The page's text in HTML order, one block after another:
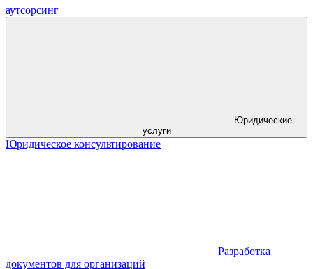
аутсорсинг
услуги
Юридическое консультирование
Разработка
документов для организаций